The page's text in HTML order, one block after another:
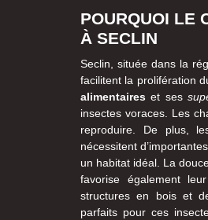
POURQUOI LE
À SECLIN
Seclin, située dans la
facilitent la prolifération
alimentaires et ses
insectes voraces. Les
reproduire. De plus,
nécessitent
un habitat idéal. La
favorise également
structures en bois et
parfaits pour ces